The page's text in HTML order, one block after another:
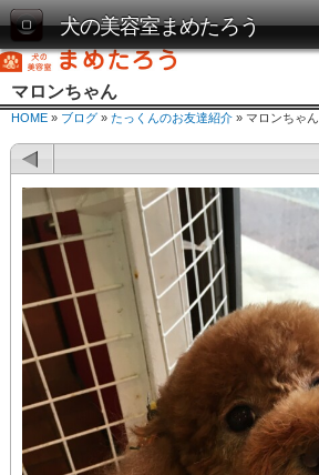
犬の美容室まめたろう
マロンちゃん
HOME » ブログ » たっくんのお友達紹介 » マロンちゃん